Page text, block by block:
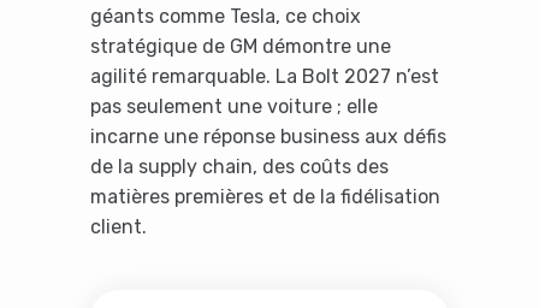
géants comme Tesla, ce choix
stratégique de GM démontre une
agilité remarquable. La Bolt 2027 n’est
pas seulement une voiture ; elle
incarne une réponse business aux défis
de la supply chain, des coûts des
matières premières et de la fidélisation
client.